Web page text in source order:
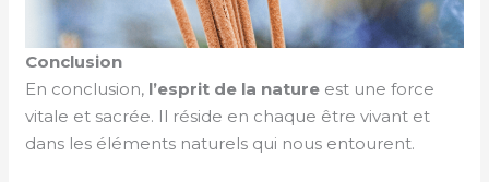
Conclusion
En conclusion, l’esprit de la nature est une force
vitale et sacrée. Il réside en chaque être vivant et
dans les éléments naturels qui nous entourent.